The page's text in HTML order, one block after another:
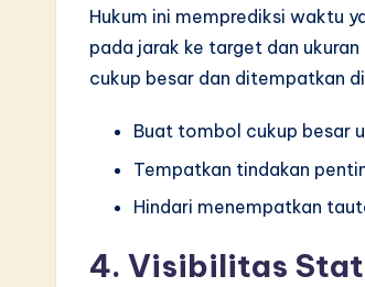
Hukum ini memprediksi waktu
pada jarak ke target dan
cukup besar dan ditempatkan
Buat tombol cukup besar
Tempatkan tindakan
Hindari menempatkan
4. Visibilitas